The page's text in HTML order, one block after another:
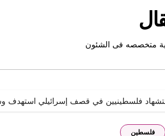
متخصصه فى الشئون
فلسطينيين في قصف إسرائيلي استهدف
فلسطين